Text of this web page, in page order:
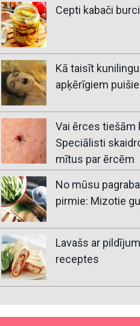
Cepti kabači
Kā taisīt
apķērīgiem
Vai ērces tiešām
Speciālisti
mītus par ērcēm
No mūsu
pirmie: Mizotie
Lavašs ar
receptes